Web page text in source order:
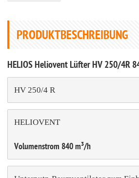
PRODUKTBESCHREIBUNG
HELIOS Heliovent Lüfter HV 250/4R
HV 250/4 R
HELIOVENT
Volumenstrom 840 m³/h